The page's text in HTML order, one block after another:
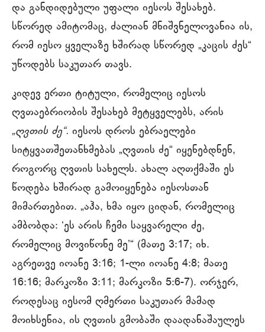
და განდიდებული უფალი იესოს შესახებ.
სწორედ ამიტომაც, ძალიან მნიშვნელოვანია ის,
რომ იესო ყველაზე ხშირად სწორედ „კაცის ძეს“
უწოდებს საკუთარ თავს.
კიდევ ერთი ტიტული, რომელიც იესოს
ღვთაებრიობის შესახებ მეტყველებს, არის
„ღვთის ძე“. იესოს დროს ებრაელები
სიტყვათშეთანხმებას „ღვთის ძე“ იყენებდნენ,
როგორც ღვთის სახელს. ახალ აღთქმაში ეს
წოდება ხშირად გამოიყენება იესოსთან
მიმართებით. „აჰა, ხმა იყო ციდან, რომელიც
ამბობდა: ‘ეს არის ჩემი საყვარელი ძე,
რომელიც მოვიწონე მე’“ (მათე 3:17; იხ.
აგრეთვე იოანე 3:16; 1-ლი იოანე 4:8; მათე
16:16; მარკოზი 3:11; მარკოზი 5:6-7). ორჯერ,
როდესაც იესომ ღმერთი საკუთარ მამად
მოიხსენია, ის ღვთის გმობაში დაადანაშაულეს